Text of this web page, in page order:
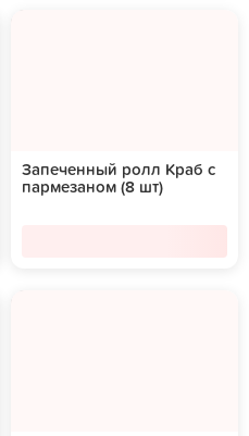
Запеченный ролл Краб с
пармезаном (8 шт)